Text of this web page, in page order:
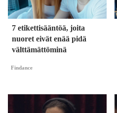
7 etikettisääntöä, joita
nuoret eivät enää pidä
välttämättöminä
Findance